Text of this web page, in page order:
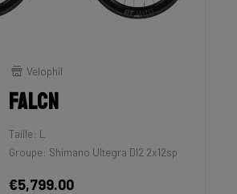
Velophil
Falcn
Taille: L
Groupe: Shimano Ultegra DI2 2x12sp
€5,799.00